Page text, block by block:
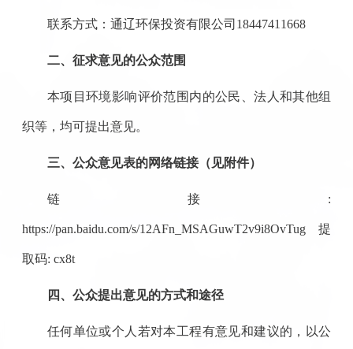
联系方式：通辽环保投资有限公司18447411668
二、征求意见的公众范围
本项目环境影响评价范围内的公民、法人和其他组
织等，均可提出意见。
三、公众意见表的网络链接（见附件）
链接:
https://pan.baidu.com/s/12AFn_MSAGuwT2v9i8OvTug 提
取码: cx8t
四、公众提出意见的方式和途径
任何单位或个人若对本工程有意见和建议的，以公